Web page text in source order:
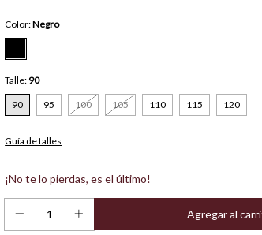
Color:Negro
Talle: 90
90 95 100 105 110 115 120
Guía de talles
¡No te lo pierdas, es el último!